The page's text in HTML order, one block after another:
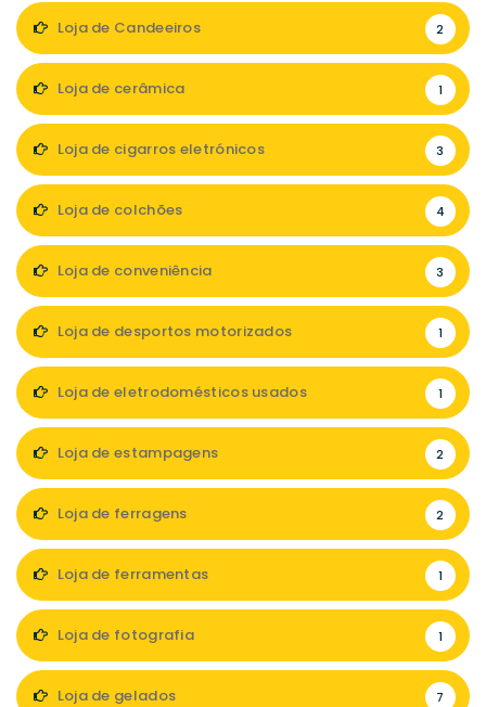
Loja de Candeeiros 2
Loja de cerâmica 1
Loja de cigarros eletrónicos 3
Loja de colchões 4
Loja de conveniência 3
Loja de desportos motorizados 1
Loja de eletrodomésticos usados 1
Loja de estampagens 2
Loja de ferragens 2
Loja de ferramentas 1
Loja de fotografia 1
Loja de gelados 7